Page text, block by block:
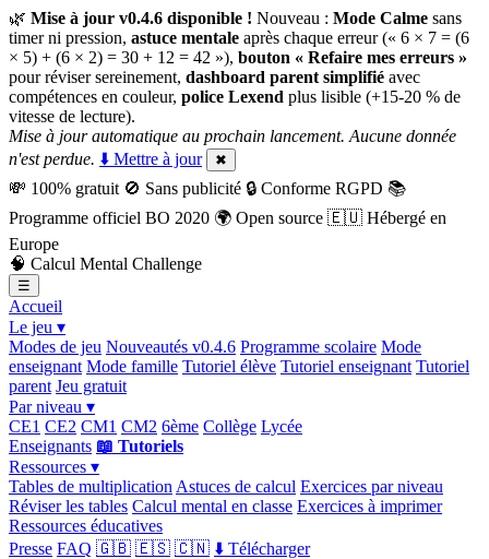
🌿 Mise à jour v0.4.6 disponible ! Nouveau : Mode Calme sans
timer ni pression, astuce mentale après chaque erreur (« 6 × 7 = (6
× 5) + (6 × 2) = 30 + 12 = 42 »), bouton « Refaire mes erreurs »
pour réviser sereinement, dashboard parent simplifié avec
compétences en couleur, police Lexend plus lisible (+15-20 % de
vitesse de lecture).
Mise à jour automatique au prochain lancement. Aucune donnée
n'est perdue. ⬇️ Mettre à jour ✖
💸 100% gratuit 🚫 Sans publicité 🔒 Conforme RGPD 📚
Programme officiel BO 2020 🌍 Open source 🇪🇺 Hébergé en
Europe
🧠 Calcul Mental Challenge
☰
Accueil
Le jeu ▾
Modes de jeu Nouveautés v0.4.6 Programme scolaire Mode
enseignant Mode famille Tutoriel élève Tutoriel enseignant Tutoriel
parent Jeu gratuit
Par niveau ▾
CE1 CE2 CM1 CM2 6ème Collège Lycée
Enseignants 📖 Tutoriels
Ressources ▾
Tables de multiplication Astuces de calcul Exercices par niveau
Réviser les tables Calcul mental en classe Exercices à imprimer
Ressources éducatives
Presse FAQ 🇬🇧 🇪🇸 🇨🇳 ⬇️ Télécharger